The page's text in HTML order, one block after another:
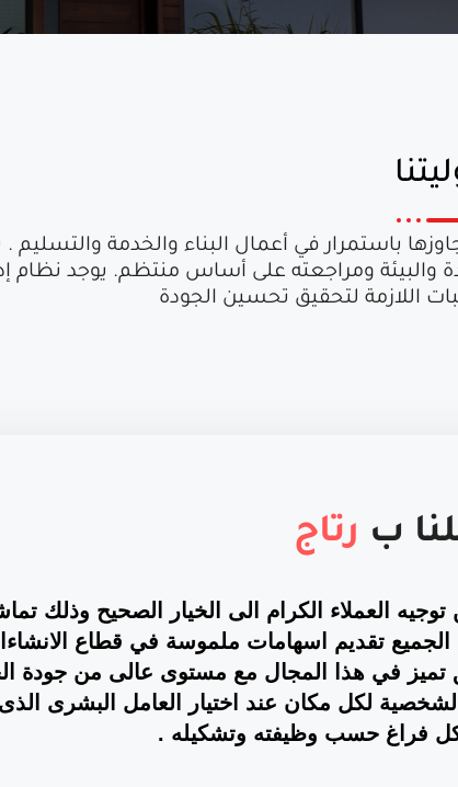
باستمرار في أعمال البناء والخدمة
والبيئة ومراجعته على أساس منتظم. يوجد نظام
اللازمة لتحقيق تحسين الجودة
ب رتاج
توجيه العملاء الكرام الى الخيار الصحيح وذلك
تقديم اسهامات ملموسة في قطاع
تميز في هذا المجال مع مستوى عالى من جودة
لكل مكان عند اختيار العامل البشرى
فراغ حسب وظيفته وتشكيله .